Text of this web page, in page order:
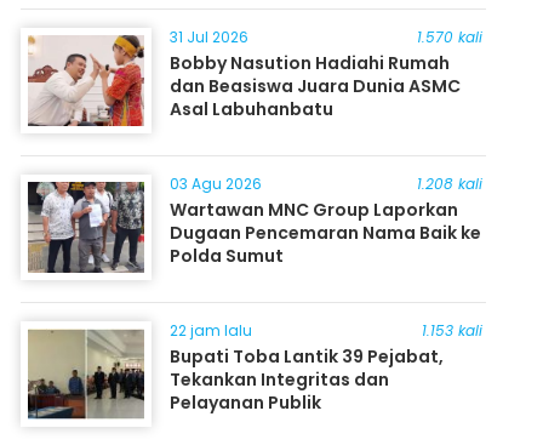
31 Jul 2026 1.570 kali
Bobby Nasution Hadiahi Rumah
dan Beasiswa Juara Dunia ASMC
Asal Labuhanbatu
03 Agu 2026 1.208 kali
Wartawan MNC Group Laporkan
Dugaan Pencemaran Nama Baik ke
Polda Sumut
22 jam lalu 1.153 kali
Bupati Toba Lantik 39 Pejabat,
Tekankan Integritas dan
Pelayanan Publik